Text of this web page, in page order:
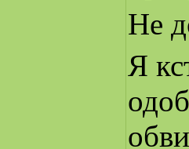
Не
Я